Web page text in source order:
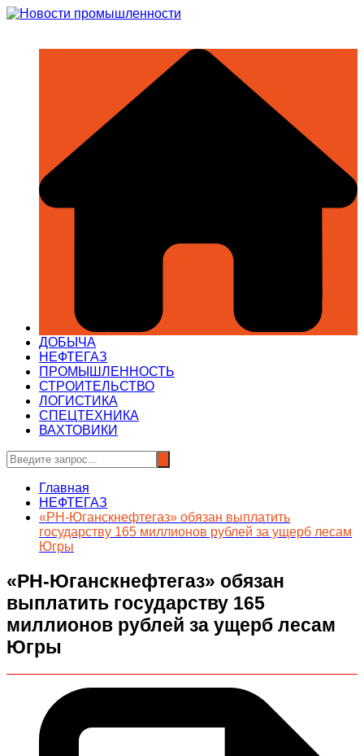
Перейти
ДОБЫЧА
НЕФТЕГАЗ
ПРОМЫШЛЕННОСТЬ
СТРОИТЕЛЬСТВО
ЛОГИСТИКА
СПЕЦТЕХНИКА
ВАХТОВИКИ
Главная
НЕФТЕГАЗ
«РН-Юганскнефтегаз» обязан выплатить
государству 165 миллионов рублей за ущерб лесам
Югры
«РН-Юганскнефтегаз» обязан
выплатить государству 165
миллионов рублей за ущерб лесам
Югры